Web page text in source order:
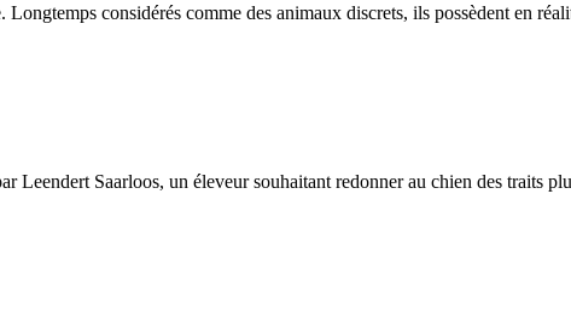
considérés comme des animaux discrets, ils possèdent en
Leendert Saarloos, un éleveur souhaitant redonner au chien des traits